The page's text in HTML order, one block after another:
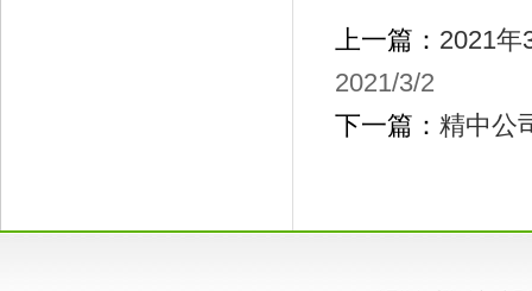
上一篇： 2021年
2021/3/2
下一篇： 精中公